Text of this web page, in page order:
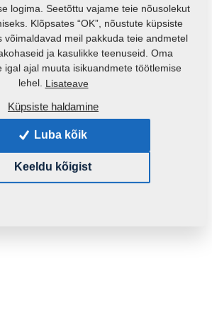
ka järgmistele masinatele:
3,0190 Kg
logima. Seetõttu vajame teie nõusolekut
Klõpsates “OK”, nõustute küpsiste
võimaldavad meil pakkuda teie andmetel
ja kasulikke teenuseid. Oma
igal ajal muuta isikuandmete töötlemise
lehel. Lisateave
Küpsiste haldamine
Luba kõik
Keeldu kõigist